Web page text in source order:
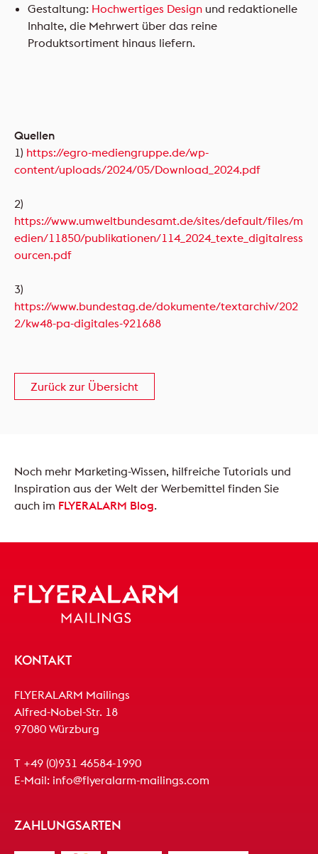
Gestaltung: Hochwertiges Design und redaktionelle
Inhalte, die Mehrwert über das reine
Produktsortiment hinaus liefern.
Quellen
1) https://egro-mediengruppe.de/wp-
content/uploads/2024/05/Download_2024.pdf
2)
https://www.umweltbundesamt.de/sites/default/files/m
edien/11850/publikationen/114_2024_texte_digitalress
ourcen.pdf
3)
https://www.bundestag.de/dokumente/textarchiv/202
2/kw48-pa-digitales-921688
Zurück zur Übersicht
Noch mehr Marketing-Wissen, hilfreiche Tutorials und
Inspiration aus der Welt der Werbemittel finden Sie
auch im FLYERALARM Blog.
KONTAKT
FLYERALARM Mailings
Alfred-Nobel-Str. 18
97080 Würzburg
T +49 (0)931 46584-1990
E-Mail: info@flyeralarm-mailings.com
ZAHLUNGSARTEN